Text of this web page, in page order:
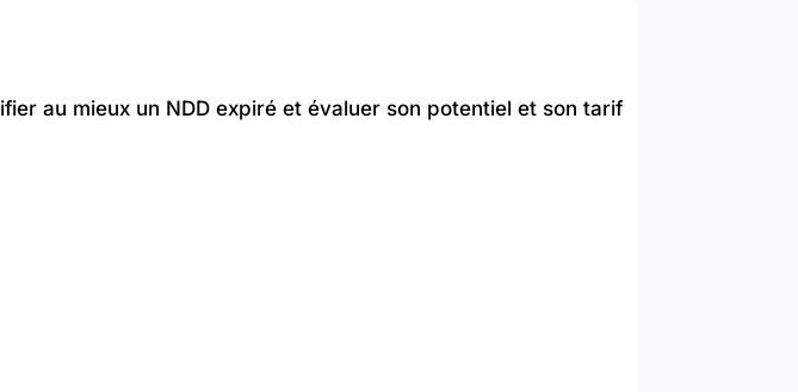
au mieux un NDD expiré et évaluer son potentiel et son tarif